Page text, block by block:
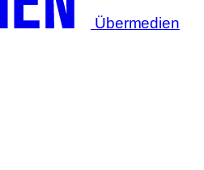
Übermedien